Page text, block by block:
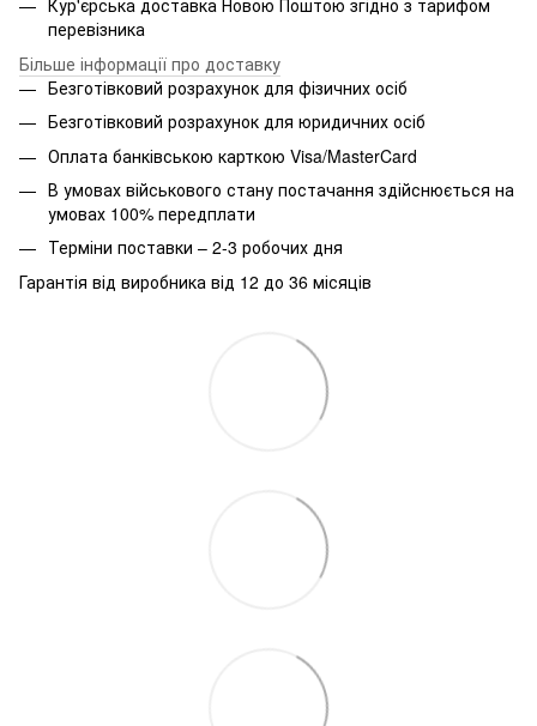
Кур'єрська доставка Новою Поштою згідно з тарифом
перевізника
Більше інформації про доставку
Безготівковий розрахунок для фізичних осіб
Безготівковий розрахунок для юридичних осіб
Оплата банківською карткою Visa/MasterCard
В умовах військового стану постачання здійснюється на
умовах 100% передплати
Терміни поставки – 2-3 робочих дня
Гарантія від виробника від 12 до 36 місяців